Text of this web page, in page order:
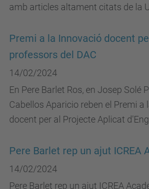
amb articles altament citats de la
Premi a la Innovació docent
professors del DAC
14/02/2024
En Pere Barlet Ros, en Josep Solé
Cabellos Aparicio reben el Premi a
docent per al Projecte Aplicat
Pere Barlet rep un ajut ICREA
14/02/2024
Pere Barlet rep un ajut ICREA